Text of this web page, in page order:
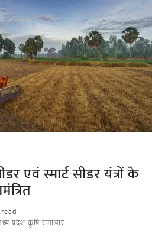
एवं स्मार्ट सीडर यंत्रों के
प्रदेश कृषि समाचार